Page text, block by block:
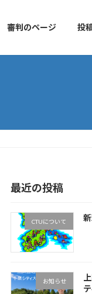
審判のページ 投
最近の投稿
CTUについて
お知らせ